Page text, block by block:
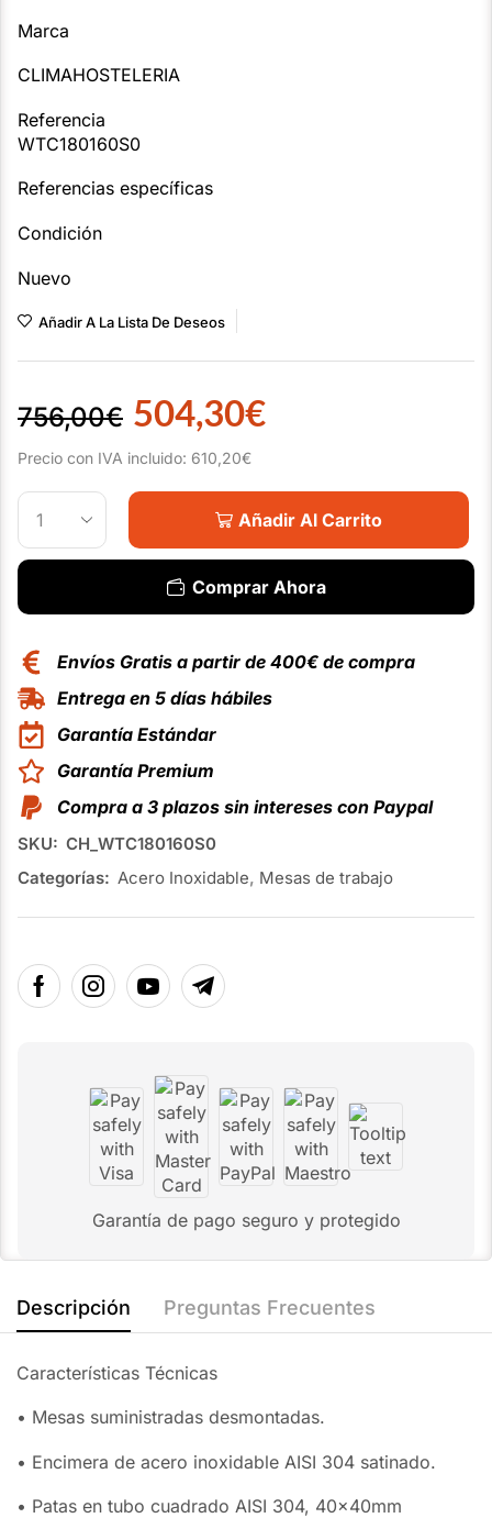
Marca
CLIMAHOSTELERIA
Referencia
WTC180160S0
Referencias específicas
Condición
Nuevo
Añadir A La Lista De Deseos
756,00€ 504,30€
Precio con IVA incluido: 610,20€
Añadir Al Carrito
Comprar Ahora
Envíos Gratis a partir de 400€ de compra
Entrega en 5 días hábiles
Garantía Estándar
Garantía Premium
Compra a 3 plazos sin intereses con Paypal
SKU: CH_WTC180160S0
Categorías: Acero Inoxidable, Mesas de trabajo
Garantía de pago seguro y protegido
Descripción Preguntas Frecuentes
Características Técnicas
• Mesas suministradas desmontadas.
• Encimera de acero inoxidable AISI 304 satinado.
• Patas en tubo cuadrado AISI 304, 40x40mm